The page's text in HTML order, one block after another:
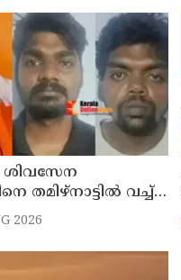
ശിവസേന
തമിഴ്നാട്ടിൽ വച്ച്
സംഭവം ;
2026